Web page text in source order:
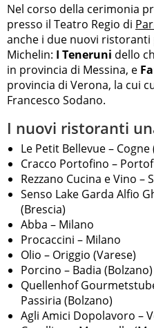
Nel corso della cerimonia
presso il Teatro Regio di
anche i due nuovi ristoranti
Michelin: I Teneruni dello
in provincia di Messina, e
provincia di Verona, la cui
Francesco Sodano.
I nuovi ristoranti
Le Petit Bellevue – Cogne
Cracco Portofino –
Rezzano Cucina e Vino –
Senso Lake Garda Alfio
(Brescia)
Abba – Milano
Procaccini – Milano
Olio – Origgio (Varese)
Porcino – Badia (Bolzano)
Quellenhof
Passiria (Bolzano)
Agli Amici Dopolavoro –